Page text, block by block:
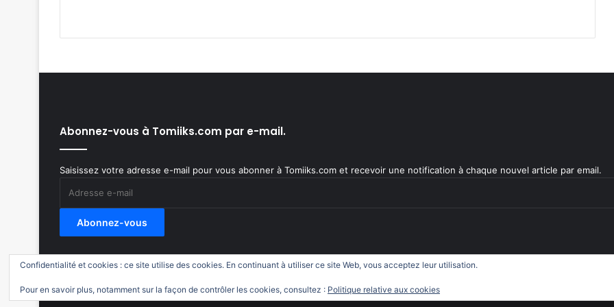
Abonnez-vous à Tomiiks.com par e-mail.
Saisissez votre adresse e-mail pour vous abonner à Tomiiks.com et recevoir une notification à chaque nouvel article par email.
Abonnez-vous
© Copyright 2011-2018, All Rights Reserved | Tomiiks.com
Confidentialité et cookies : ce site utilise des cookies. En continuant à utiliser ce site Web, vous acceptez leur utilisation.
Pour en savoir plus, notamment sur la façon de contrôler les cookies, consultez : Politique relative aux cookies